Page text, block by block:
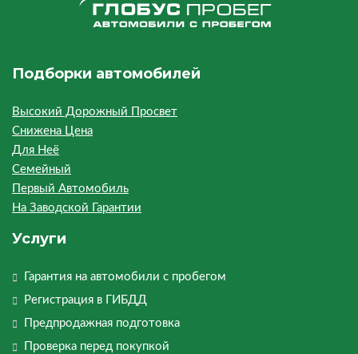
Подборки автомобилей
Высокий Дорожный Просвет
Снижена Цена
Для Неё
Семейный
Первый Автомобиль
На Заводской Гарантии
Услуги
Гарантия на автомобили с пробегом
Регистрация в ГИБДД
Предпродажная подготовка
Проверка перед покупкой